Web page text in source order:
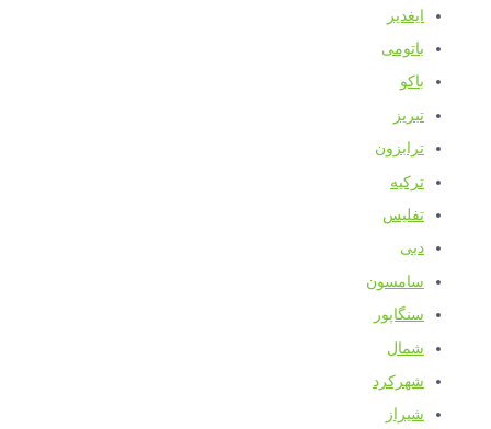
ایغدیر
باتومی
باکو
تبریز
ترابزون
ترکیه
تفلیس
دبی
سامسون
سنگاپور
شمال
شهرکرد
شیراز